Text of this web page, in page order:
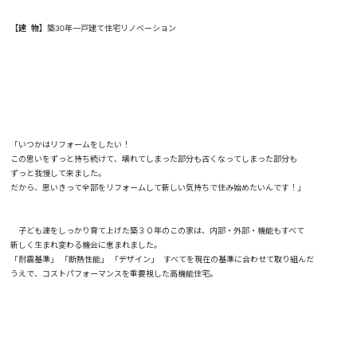
【建 物】築30年一戸建て住宅リノベーション
「いつかはリフォームをしたい！
この思いをずっと持ち続けて、壊れてしまった部分も古くなってしまった部分も
ずっと我慢して来ました。
だから、思いきって全部をリフォームして新しい気持ちで住み始めたいんです！」
子ども達をしっかり育て上げた築３０年のこの家は、内部・外部・機能もすべて
新しく生まれ変わる機会に恵まれました。
「耐震基準」 「断熱性能」 「デザイン」 すべてを現在の基準に合わせて取り組んだ
うえで、コストパフォーマンスを重要視した高機能住宅。